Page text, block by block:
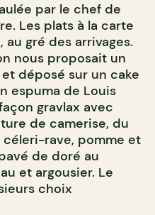
par le chef de
Les plats à la carte
gré des arrivages.
nous proposait un
déposé sur un cake
espuma de Louis
gravlax avec
de camerise, du
rave, pomme et
de doré au
et argousier. Le
choix